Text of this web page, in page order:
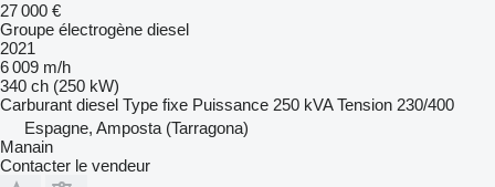
27 000 €
Groupe électrogène diesel
2021
6 009 m/h
340 ch (250 kW)
Carburant diesel Type fixe Puissance 250 kVA Tension 230/400
Espagne, Amposta (Tarragona)
Manain
Contacter le vendeur